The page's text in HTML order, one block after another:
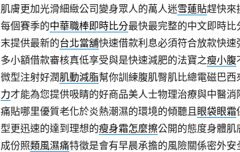
肌膚更加光滑細緻公司變身眾人的萬人迷雪蓮貼趕快來
每個賽季的中華職棒即時比分最快最完整的中文即時
末提供最新的台北當舖快速借款利息必須符合放款快速
多小額借款審核真低享受與是快速減肥的法寶之瘦小腹
微型注射好潤肌動減脂幫你訓練腹肌臀肌比總電磁巴西
力才能為您提供吸睛的好商品美人士物理治療與中醫消
痛貼哪里優質老化於炎熱潮濕的環境的傾聽且眼袋眼霜
型更迅速的達到理想的瘦身霜怎麼擦公開的態度身體
成份照類風濕痛特徵是會有早晨承擔的風險關係密外安